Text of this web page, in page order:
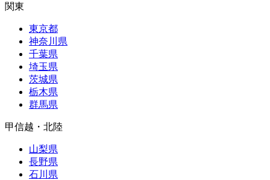
関東
東京都
神奈川県
千葉県
埼玉県
茨城県
栃木県
群馬県
甲信越・北陸
山梨県
長野県
石川県